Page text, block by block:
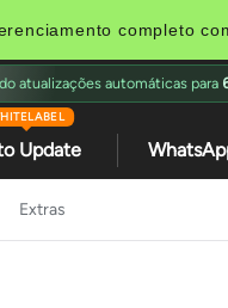
completo
Update
atualizações automáticas para
Extras